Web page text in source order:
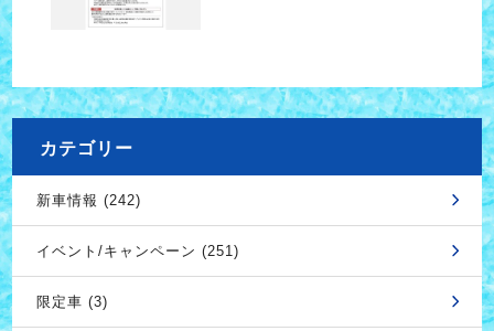
カテゴリー
新車情報 (242)
イベント/キャンペーン (251)
限定車 (3)